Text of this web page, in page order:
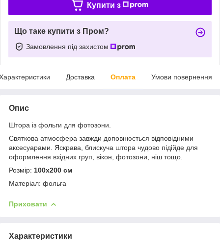
Купити з
Що таке купити з Пром?
Замовлення під захистом
Доставка Оплата Умови повернення
Опис
Штора із фольги для фотозони.
Святкова атмосфера завжди доповнюється відповідними
аксесуарами. Яскрава, блискуча штора чудово підійде для
оформлення вхідних груп, вікон, фотозони, ніш тощо.
Розмір: 100х200 см
Матеріал: фольга
Приховати
Характеристики